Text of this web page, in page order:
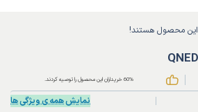
این محصول هستند!
60% خریداران این محصول را توصیه کردند.
نمایش همه ی ویژگی ها